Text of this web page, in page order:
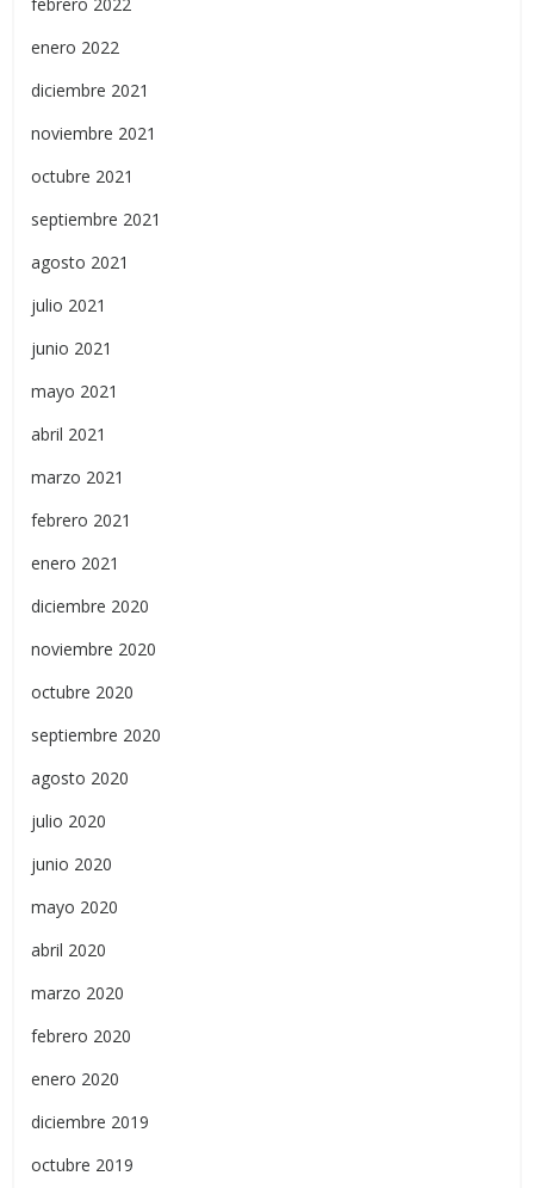
enero 2022
diciembre 2021
noviembre 2021
octubre 2021
septiembre 2021
agosto 2021
julio 2021
junio 2021
mayo 2021
abril 2021
marzo 2021
febrero 2021
enero 2021
diciembre 2020
noviembre 2020
octubre 2020
septiembre 2020
agosto 2020
julio 2020
junio 2020
mayo 2020
abril 2020
marzo 2020
febrero 2020
enero 2020
diciembre 2019
octubre 2019